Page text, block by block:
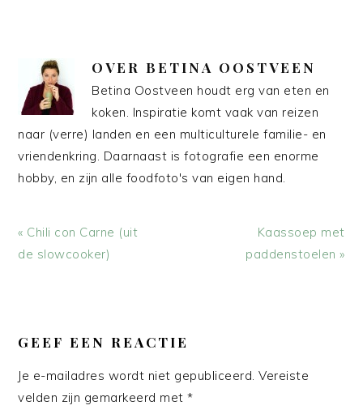
OVER BETINA OOSTVEEN
Betina Oostveen houdt erg van eten en
koken. Inspiratie komt vaak van reizen
naar (verre) landen en een multiculturele familie- en
vriendenkring. Daarnaast is fotografie een enorme
hobby, en zijn alle foodfoto's van eigen hand.
Vorig
bericht:
« Chili con Carne (uit
de slowcooker)
Volgend
bericht:
Kaassoep met
paddenstoelen »
INTERACTIES
GEEF EEN REACTIE
Je e-mailadres wordt niet gepubliceerd. Vereiste
velden zijn gemarkeerd met*